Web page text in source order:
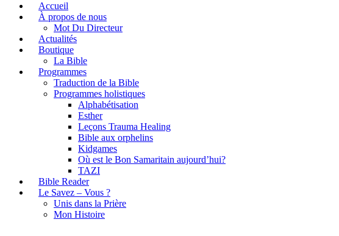
Accueil
À propos de nous
Mot Du Directeur
Actualités
Boutique
La Bible
Programmes
Traduction de la Bible
Programmes holistiques
Alphabétisation
Esther
Leçons Trauma Healing
Bible aux orphelins
Kidgames
Où est le Bon Samaritain aujourd’hui?
TAZI
Bible Reader
Le Savez – Vous ?
Unis dans la Prière
Mon Histoire